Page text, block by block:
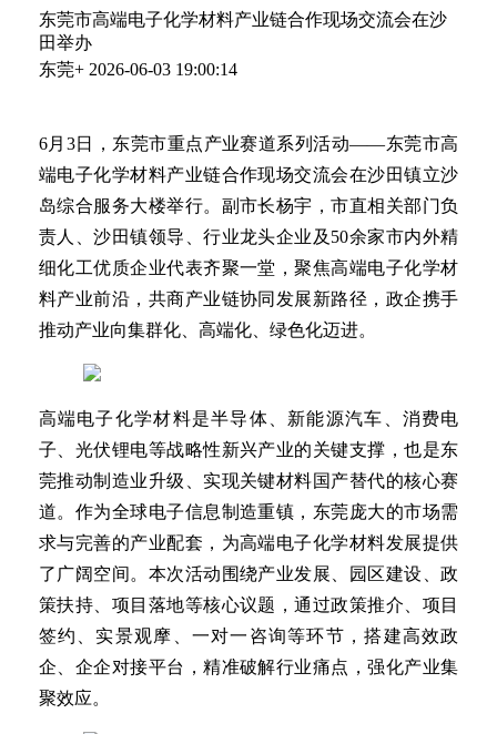
东莞市高端电子化学材料产业链合作现场交流会在沙
田举办
东莞+ 2026-06-03 19:00:14
6月3日，东莞市重点产业赛道系列活动——东莞市高
端电子化学材料产业链合作现场交流会在沙田镇立沙
岛综合服务大楼举行。副市长杨宇，市直相关部门负
责人、沙田镇领导、行业龙头企业及50余家市内外精
细化工优质企业代表齐聚一堂，聚焦高端电子化学材
料产业前沿，共商产业链协同发展新路径，政企携手
推动产业向集群化、高端化、绿色化迈进。
高端电子化学材料是半导体、新能源汽车、消费电
子、光伏锂电等战略性新兴产业的关键支撑，也是东
莞推动制造业升级、实现关键材料国产替代的核心赛
道。作为全球电子信息制造重镇，东莞庞大的市场需
求与完善的产业配套，为高端电子化学材料发展提供
了广阔空间。本次活动围绕产业发展、园区建设、政
策扶持、项目落地等核心议题，通过政策推介、项目
签约、实景观摩、一对一咨询等环节，搭建高效政
企、企企对接平台，精准破解行业痛点，强化产业集
聚效应。